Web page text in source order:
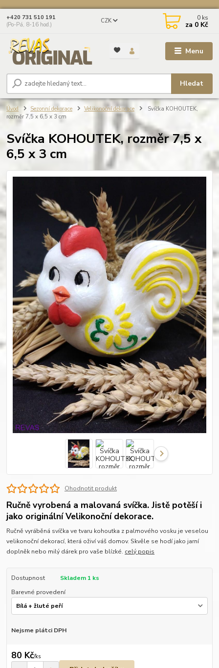
Menu
CZK
Hledat
+420 731 510 191
(Po-Pá, 8-16 hod.)
0 ks
za 0 Kč
Úvod Sezonní dekorace Velikonoční dekorace
Svíčka KOHOUTEK,
rozměr 7,5 x 6,5 x 3 cm
Svíčka KOHOUTEK, rozměr 7,5 x
6,5 x 3 cm
Ohodnotit produkt
Ručně vyrobená a malovaná svíčka. Jistě potěší i
jako originální Velikonoční dekorace.
Ručně vyráběná svíčka ve tvaru kohoutka z palmového vosku je veselou
velikonoční dekorací, která oživí váš domov. Skvěle se hodí jako jarní
doplněk nebo milý dárek pro vaše blízké. celý popis
Dostupnost
Skladem 1 ks
Barevné provedení
Nejsme plátci DPH
80 Kč/ks